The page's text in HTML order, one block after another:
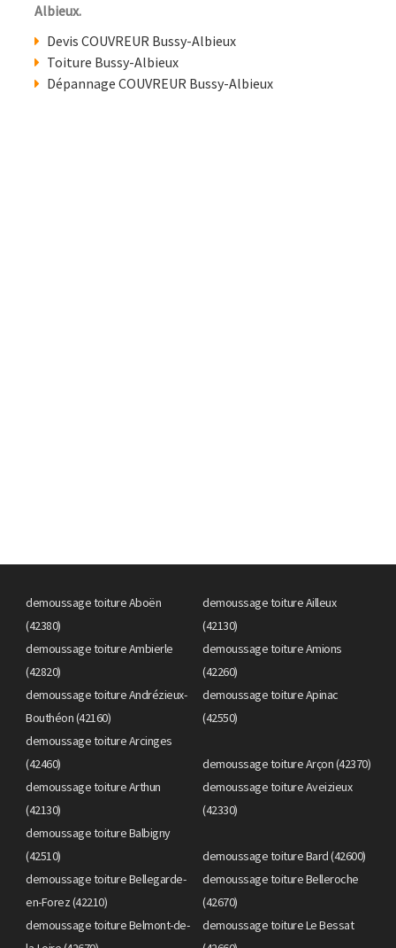
Albieux.
Devis COUVREUR Bussy-Albieux
Toiture Bussy-Albieux
Dépannage COUVREUR Bussy-Albieux
demoussage toiture Aboën
(42380)
demoussage toiture Ailleux
(42130)
demoussage toiture Ambierle
(42820)
demoussage toiture Amions
(42260)
demoussage toiture Andrézieux-
Bouthéon (42160)
demoussage toiture Apinac
(42550)
demoussage toiture Arcinges
(42460)
demoussage toiture Arçon (42370)
demoussage toiture Arthun
(42130)
demoussage toiture Aveizieux
(42330)
demoussage toiture Balbigny
(42510)
demoussage toiture Bard (42600)
demoussage toiture Bellegarde-
en-Forez (42210)
demoussage toiture Belleroche
(42670)
demoussage toiture Belmont-de-
demoussage toiture Le Bessat